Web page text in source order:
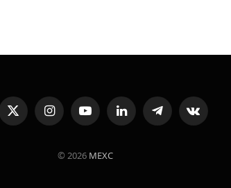
X
(Twitter)
InstagramYouTubeLinkedInTelegramVKontakte
© 2026 MEXC